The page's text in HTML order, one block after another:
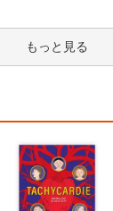
もっと見る